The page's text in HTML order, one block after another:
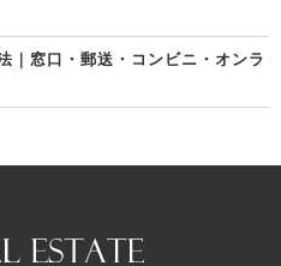
｜窓口・郵送・コンビニ・オンラ